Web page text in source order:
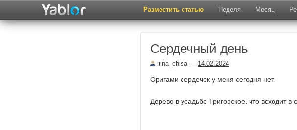
Разместить статью Неделя Месяц
Сердечный день
irina_chisa— 14.02.2024
Оригами сердечек у меня сегодня нет.
Дерево в усадьбе Тригорское, что всходит в